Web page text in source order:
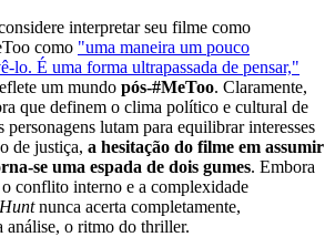
interpretar seu filme como
como "uma maneira um pouco
lo. É uma forma ultrapassada de pensar,"
um mundo pós-#MeToo. Claramente,
que definem o clima político e cultural de
lutam para equilibrar interesses
de justiça, a hesitação do filme em assumir
se uma espada de dois gumes. Embora
conflito interno e a complexidade
nunca acerta completamente,
análise, o ritmo do thriller.